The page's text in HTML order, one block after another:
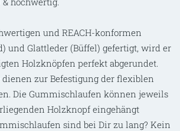
und REACH-konformen
und Glattleder (Büffel) gefertigt, wird er
Holzknöpfen perfekt abgerundet.
zur Befestigung der flexiblen
Die Gummischlaufen können jeweils
Holzknopf eingehängt
sind bei Dir zu lang? Kein